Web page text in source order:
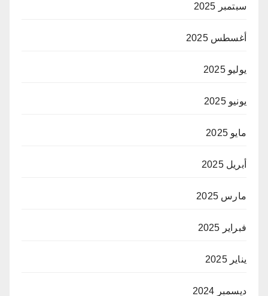
سبتمبر 2025
أغسطس 2025
يوليو 2025
يونيو 2025
مايو 2025
أبريل 2025
مارس 2025
فبراير 2025
يناير 2025
ديسمبر 2024